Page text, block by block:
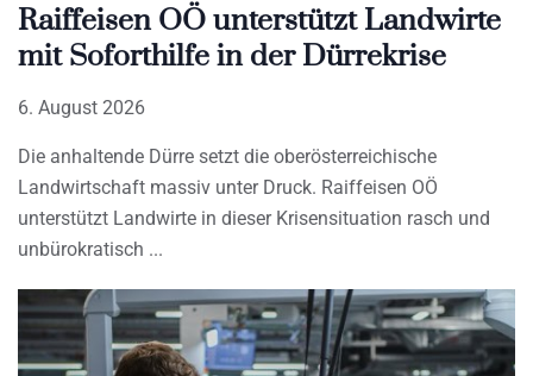
Raiffeisen OÖ unterstützt Landwirte
mit Soforthilfe in der Dürrekrise
6. August 2026
Die anhaltende Dürre setzt die oberösterreichische
Landwirtschaft massiv unter Druck. Raiffeisen OÖ
unterstützt Landwirte in dieser Krisensituation rasch und
unbürokratisch